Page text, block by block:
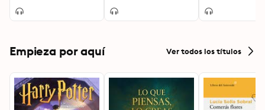
Empieza por aquí Ver todos los títulos